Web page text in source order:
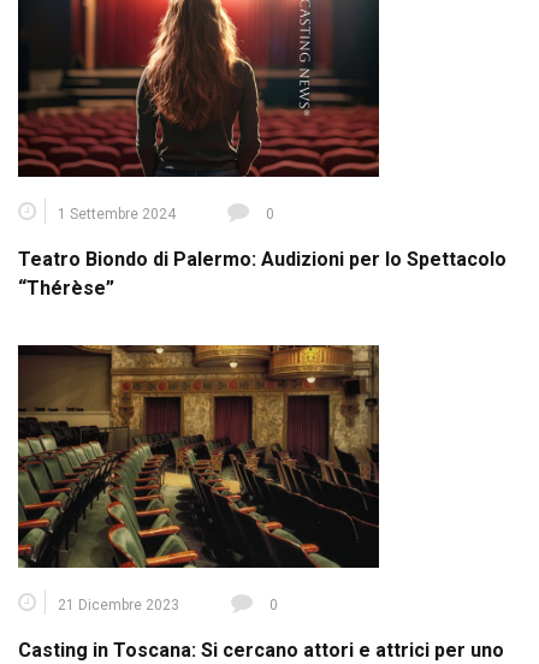
1 Settembre 2024 0
Teatro Biondo di Palermo: Audizioni per lo Spettacolo
“Thérèse”
21 Dicembre 2023 0
Casting in Toscana: Si cercano attori e attrici per uno